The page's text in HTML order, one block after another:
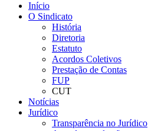
Início
O Sindicato
História
Diretoria
Estatuto
Acordos Coletivos
Prestação de Contas
FUP
CUT
Notícias
Jurídico
Transparência no Jurídico